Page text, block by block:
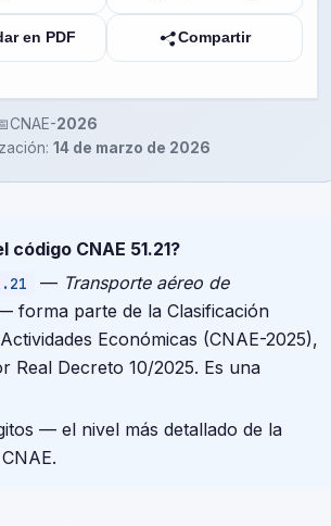
en PDF Compartir
CNAE-2026
14 de marzo de 2026
código CNAE 51.21?
— Transporte aéreo de
forma parte de la Clasificación
Económicas (CNAE-2025),
Real Decreto 10/2025. Es una
— el nivel más detallado de la